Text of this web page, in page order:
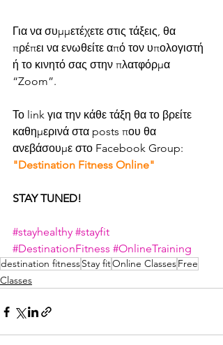
Για να συμμετέχετε στις τάξεις, θα
πρέπει να ενωθείτε από τον υπολογιστή
ή το κινητό σας στην πλατφόρμα
“Zoom”.
Το link για την κάθε τάξη θα το βρείτε
καθημερινά στα posts που θα
ανεβάσουμε στο Facebook Group:
"Destination Fitness Online"
STAY TUNED!
#stayhealthy #stayfit
#DestinationFitness #OnlineTraining
destination fitnessStay fitOnline ClassesFree
Classes